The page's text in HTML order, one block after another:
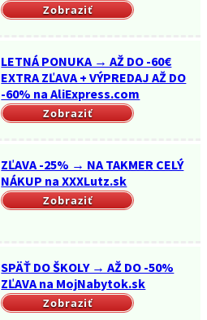
Zobraziť
LETNÁ PONUKA → AŽ DO -60€
EXTRA ZĽAVA + VÝPREDAJ AŽ DO
-60% na AliExpress.com
Zobraziť
ZĽAVA -25% → NA TAKMER CELÝ
NÁKUP na XXXLutz.sk
Zobraziť
SPÄŤ DO ŠKOLY → AŽ DO -50%
ZĽAVA na MojNabytok.sk
Zobraziť